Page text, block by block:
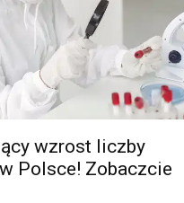
wzrost liczby
Polsce! Zobaczcie